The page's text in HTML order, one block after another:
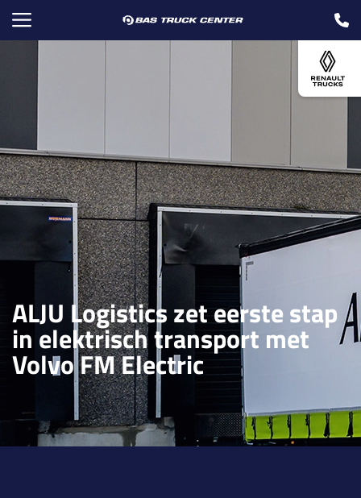
ALJU Logistics zet eerste stap
in elektrisch transport met
Volvo FM Electric